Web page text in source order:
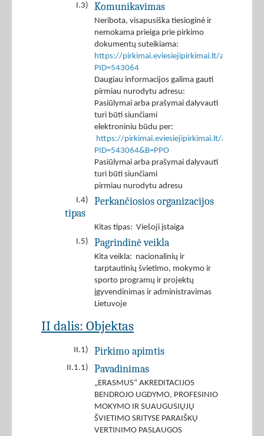
I.3) Komunikavimas
Neribota, visapusiška tiesioginė ir
nemokama prieiga prie pirkimo
dokumentų suteikiama:
https://pirkimai.eviesiejipirkimai.lt/app/rfq/
PID=543064
Daugiau informacijos galima gauti
pirmiau nurodytu adresu:
Pasiūlymai arba prašymai dalyvauti
turi būti siunčiami
elektroniniu būdu per:
https://pirkimai.eviesiejipirkimai.lt/app/rfq/
PID=543064&B=PPO
Pasiūlymai arba prašymai dalyvauti
turi būti siunčiami
pirmiau nurodytu adresu
I.4)
Perkančiosios organizacijos
tipas
Kitas tipas: Viešoji įstaiga
I.5)
Pagrindinė veikla
Kita veikla: nacionalinių ir
tarptautinių švietimo, mokymo ir
sporto programų ir projektų
įgyvendinimas ir administravimas
Lietuvoje
II dalis: Objektas
II.1) Pirkimo apimtis
II.1.1) Pavadinimas
„ERASMUS“ AKREDITACIJOS
BENDROJO UGDYMO, PROFESINIO
MOKYMO IR SUAUGUSIŲJŲ
ŠVIETIMO SRITYSE PARAIŠKŲ
VERTINIMO PASLAUGOS